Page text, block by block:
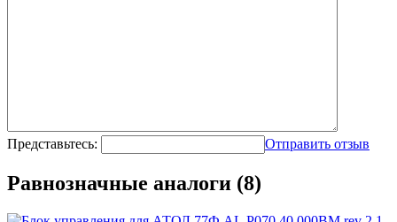
Представьтесь: Отправить отзыв
Равнозначные аналоги (8)